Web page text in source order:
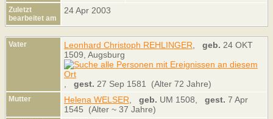
Zuletzt
bearbeitet am
24 Apr 2003
Vater Leonhard Christoph REHLINGER geb. 24 OKT
1509, Augsburg
gest. 27 Sep 1581 (Alter 72 Jahre)
Mutter Helena WELSER geb. UM 1508, gest. 7 Apr
1545 (Alter ~ 37 Jahre)